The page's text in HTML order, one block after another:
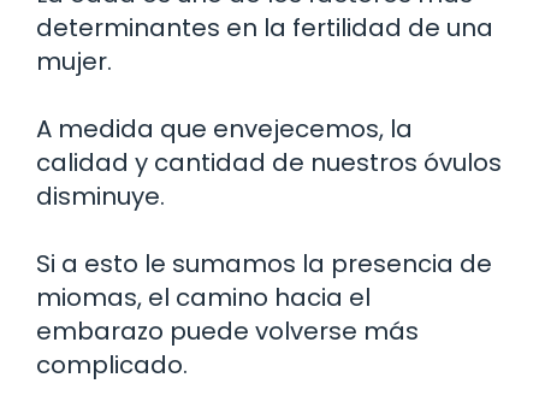
determinantes en la fertilidad de una
mujer.
A medida que envejecemos, la
calidad y cantidad de nuestros óvulos
disminuye.
Si a esto le sumamos la presencia de
miomas, el camino hacia el
embarazo puede volverse más
complicado.